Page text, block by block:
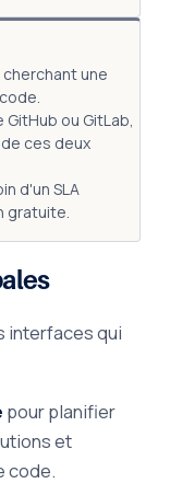
une
ou GitLab,
ces deux
d'un SLA
gratuite.
interfaces qui
pour planifier
et
code.